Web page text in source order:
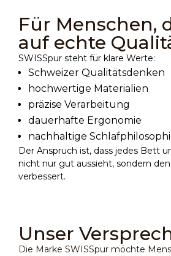
Für Menschen,
auf echte
SWISSpur steht für klare Werte:
Schweizer Qualitätsdenken
hochwertige Materialien
präzise Verarbeitung
dauerhafte Ergonomie
nachhaltige
Der Anspruch ist, dass jedes Bett
nicht nur gut aussieht, sondern
verbessert.
Unser
Die Marke SWISSpur möchte